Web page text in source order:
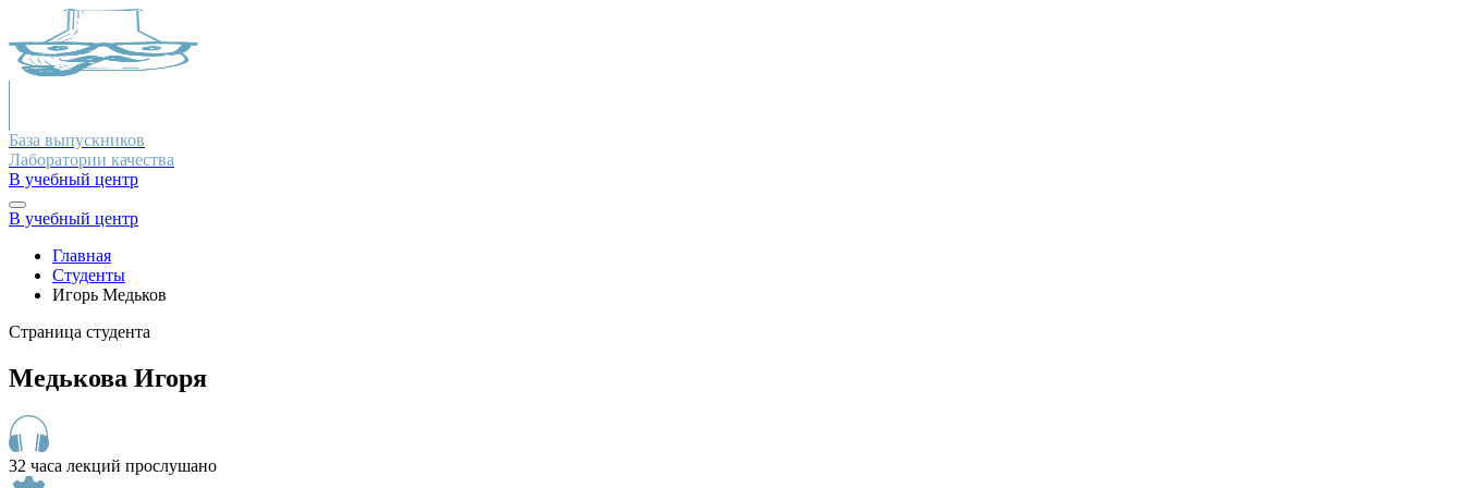
База выпускников
Лаборатории качества
В учебный центр
В учебный центр
Главная
Студенты
Игорь Медьков
Страница студента
Медькова Игоря
32 часа лекций прослушано